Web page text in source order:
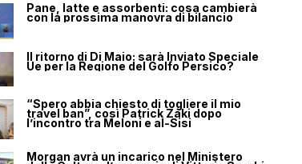
Pane, latte e assorbenti: cosa cambierà
con la prossima manovra di bilancio
Il ritorno di Di Maio: sarà Inviato Speciale
Ue per la Regione del Golfo Persico?
“Spero abbia chiesto di togliere il mio
travel ban”, così Patrick Zaki dopo
l’incontro tra Meloni e al-Sisi
Morgan avrà un incarico nel Ministero